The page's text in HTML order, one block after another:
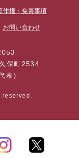
作権・免責事項
お問い合わせ
保町2534
表）
reserved.